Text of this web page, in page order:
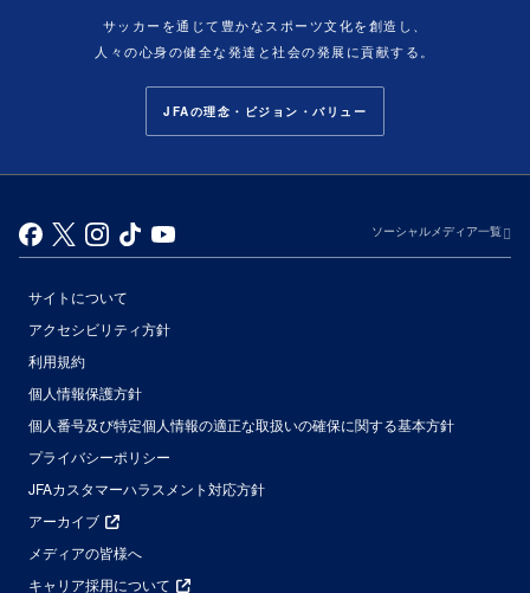
サッカーを通じて豊かなスポーツ文化を創造し、
人々の心身の健全な発達と社会の発展に貢献する。
JFAの理念・ビジョン・バリュー
ソーシャルメディア一覧
サイトについて
アクセシビリティ方針
利用規約
個人情報保護方針
個人番号及び特定個人情報の適正な取扱いの確保に関する基本方針
プライバシーポリシー
JFAカスタマーハラスメント対応方針
アーカイブ
メディアの皆様へ
キャリア採用について